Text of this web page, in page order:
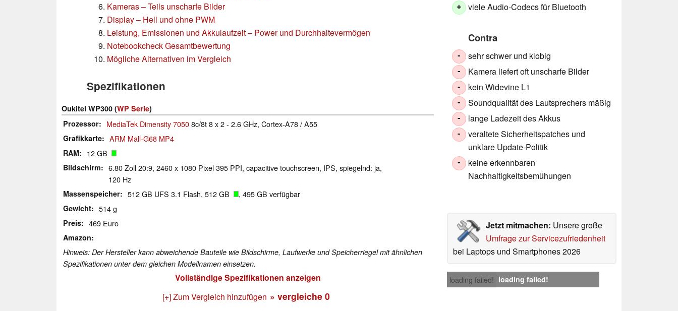
+ viele Audio-Codecs für Bluetooth
Contra
- sehr schwer und klobig
- Kamera liefert oft unscharfe Bilder
- kein Widevine L1
- Soundqualität des Lautsprechers mäßig
- lange Ladezeit des Akkus
-
veraltete Sicherheitspatches und
unklare Update-Politik
-
keine erkennbaren
Nachhaltigkeitsbemühungen
Kameras – Teils unscharfe Bilder
Display – Hell und ohne PWM
Leistung, Emissionen und Akkulaufzeit – Power und Durchhaltevermögen
Notebookcheck Gesamtbewertung
Mögliche Alternativen im Vergleich
Jetzt mitmachen: Unsere große
Umfrage zur Servicezufriedenheit
bei Laptops und Smartphones 2026
loading failed! loading failed!
Spezifikationen
Oukitel WP300 (WP Serie)
Prozessor
MediaTek Dimensity 70508c/8t 8 x 2 - 2.6 GHz, Cortex-A78 / A55
Grafikkarte ARM Mali-G68 MP4
RAM 12 GB
Bildschirm
6.80 Zoll 20:9, 2460 x 1080 Pixel 395 PPI, capacitive touchscreen, IPS, spiegelnd: ja,
120 Hz
Massenspeicher 512 GB UFS 3.1 Flash, 512 GB , 495 GB verfügbar
Gewicht 514 g
Preis 469 Euro
Amazon
Hinweis: Der Hersteller kann abweichende Bauteile wie Bildschirme, Laufwerke und Speicherriegel mit ähnlichen
Spezifikationen unter dem gleichen Modellnamen einsetzen.
Vollständige Spezifikationen anzeigen
[+] Zum Vergleich hinzufügen » vergleiche 0